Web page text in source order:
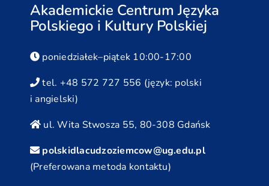
Akademickie Centrum Języka
Polskiego i Kultury Polskiej
poniedziałek–piątek 10:00-17:00
tel. +48 572 727 556 (język: polski
i angielski)
ul. Wita Stwosza 55, 80-308 Gdańsk
polskidlacudzoziemcow@ug.edu.pl
(Preferowana metoda kontaktu)